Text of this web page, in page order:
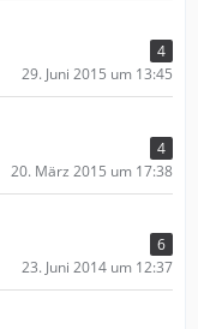
4
29. Juni 2015 um 13:45
4
20. März 2015 um 17:38
6
23. Juni 2014 um 12:37